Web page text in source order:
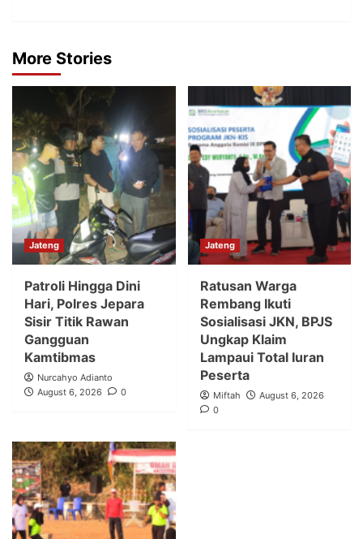
More Stories
Jateng
Patroli Hingga Dini
Hari, Polres Jepara
Sisir Titik Rawan
Gangguan
Kamtibmas
Nurcahyo Adianto
August 6, 2026
0
Jateng
Ratusan Warga
Rembang Ikuti
Sosialisasi JKN, BPJS
Ungkap Klaim
Lampaui Total Iuran
Peserta
Miftah
August 6, 2026
0